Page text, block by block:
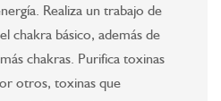
Realiza un trabajo de
chakra básico, además de
chakras. Purifica toxinas
otros, toxinas que